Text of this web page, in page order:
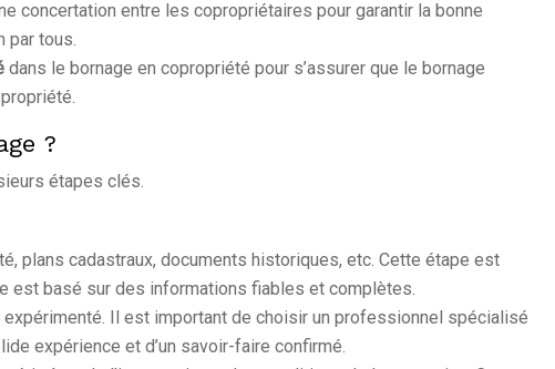
concertation entre les copropriétaires pour garantir la bonne
par tous.
dans le bornage en copropriété pour s’assurer que le bornage
?
étapes clés.
plans cadastraux, documents historiques, etc. Cette étape est
est basé sur des informations fiables et complètes.
Il est important de choisir un professionnel spécialisé
expérience et d’un savoir-faire confirmé.